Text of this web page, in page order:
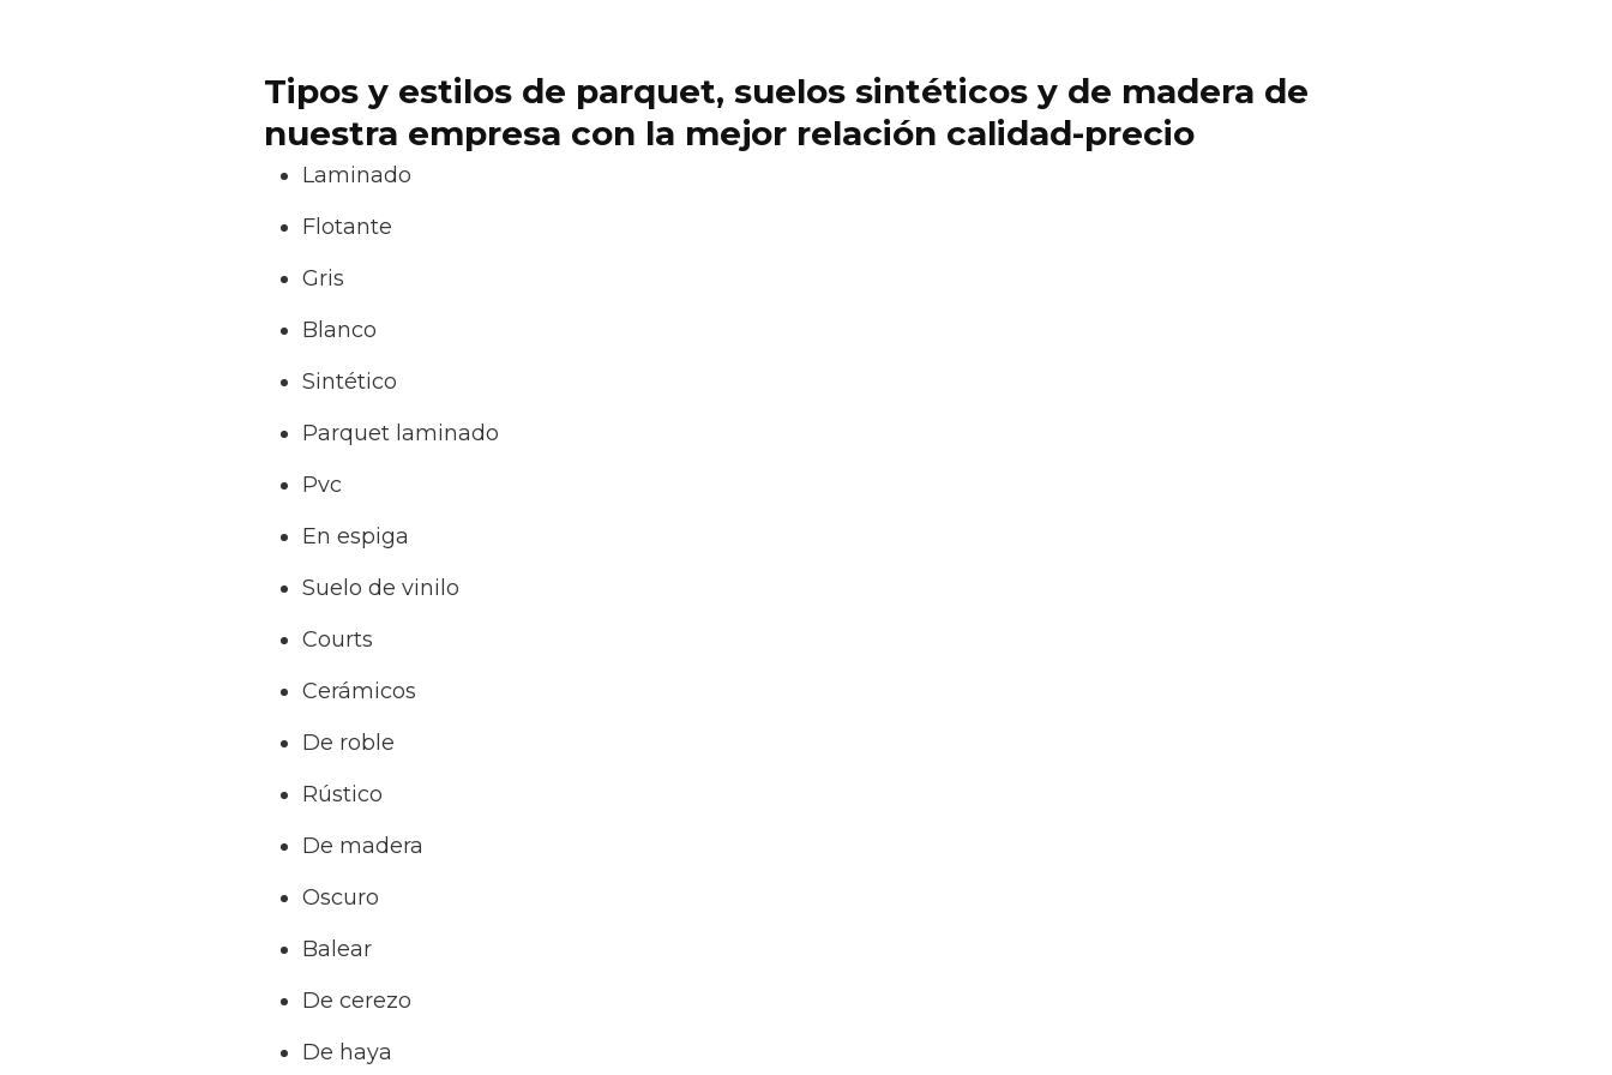
Tipos y estilos de parquet, suelos sintéticos y de madera de
nuestra empresa con la mejor relación calidad-precio
Laminado
Flotante
Gris
Blanco
Sintético
Parquet laminado
Pvc
En espiga
Suelo de vinilo
Courts
Cerámicos
De roble
Rústico
De madera
Oscuro
Balear
De cerezo
De haya